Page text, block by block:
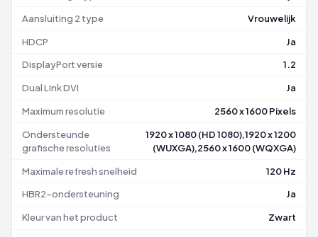
Aansluiting 2 type Vrouwelijk
HDCP Ja
DisplayPort versie 1.2
Dual Link DVI Ja
Maximum resolutie 2560 x 1600 Pixels
Ondersteunde
grafische resoluties
1920 x 1080 (HD 1080),1920 x 1200
(WUXGA),2560 x 1600 (WQXGA)
Maximale refresh snelheid 120 Hz
HBR2-ondersteuning Ja
Kleur van het product Zwart